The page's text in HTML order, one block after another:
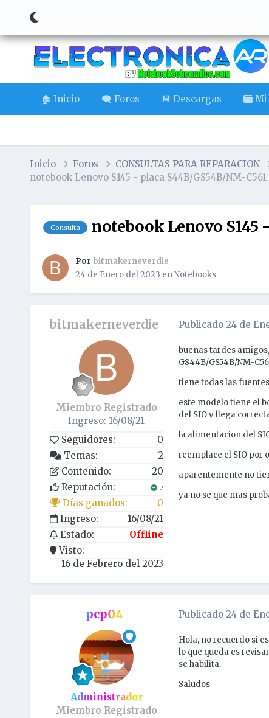
🏚️ Inicio 🗨️ Foros 💾 Descargas Mi
Inicio Foros CONSULTAS PARA REPARACION
notebook Lenovo S145 - placa S44B/GS54B/NM-
Consulta notebook Lenovo S145
Por bitmakerneverdie
24 de Enero del 2023 enNotebooks
bitmakerneverdie
Miembro Registrado
Ingreso: 16/08/21
Seguidores:
0
Temas:
2
Contenido:
20
Reputación:
2
Días ganados:
0
Ingreso:
16/08/21
Estado:
Offline
Visto:
16 de Febrero del 2023
Publicado 24 de
buenas tardes
GS44B/GS54B/NM-
tiene todas las
este modelo tiene el
del SIO y llega
la alimentacion del
reemplace el SIO por
aparentemente no
ya no se que mas
pcp04
Administrador
Miembro Registrado
Publicado 24 de
Hola, no recuerdo si
lo que queda es
se habilita.
Saludos